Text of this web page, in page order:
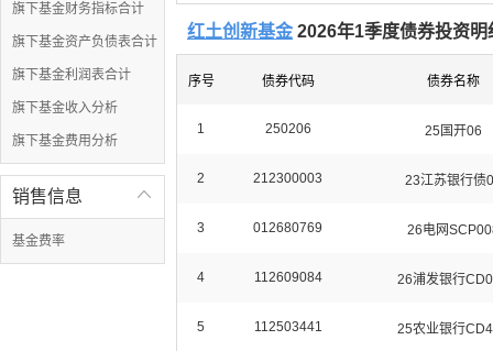
旗下基金财务指标合计
旗下基金资产负债表合计
旗下基金利润表合计
旗下基金收入分析
旗下基金费用分析

销售信息
基金费率
红土创新基金 2026年1季度债券投资明
序号 债券代码 债券名称
1 250206 25国开06
2 212300003 23江苏银行债
3 012680769 26电网
4 112609084 26浦发银行
5 112503441 25农业银行